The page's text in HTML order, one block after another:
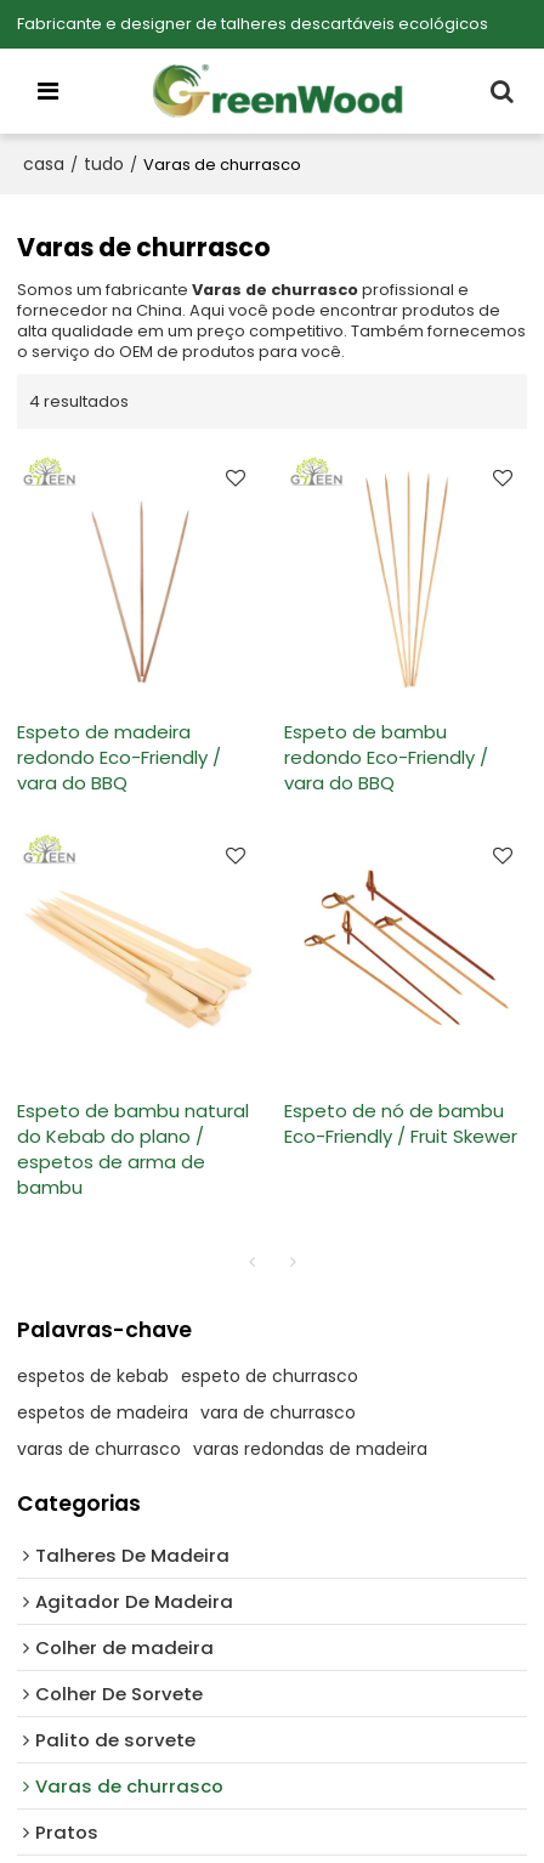
Fabricante e designer de talheres descartáveis ecológicos
casa / tudo / Varas de churrasco
Varas de churrasco
Somos um fabricanteVaras de churrascoprofissional e
fornecedor na China. Aqui você pode encontrar produtos de
alta qualidade em um preço competitivo. Também fornecemos
o serviço do OEM de produtos para você.
4 resultados
Espeto de madeira
redondo Eco-Friendly /
vara do BBQ
Espeto de bambu
redondo Eco-Friendly /
vara do BBQ
Espeto de bambu natural
do Kebab do plano /
espetos de arma de
bambu
Espeto de nó de bambu
Eco-Friendly / Fruit Skewer
Palavras-chave
espetos de kebab espeto de churrasco
espetos de madeira vara de churrasco
varas de churrasco varas redondas de madeira
Categorias
Talheres De Madeira
Agitador De Madeira
Colher de madeira
Colher De Sorvete
Palito de sorvete
Varas de churrasco
Pratos